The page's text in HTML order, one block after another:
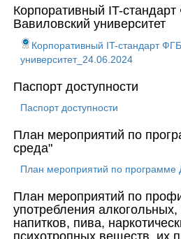
Корпоративный IT-
Вавиловский университет
Корпоративный IT-стандарт
университет_24.06.2024
Паспорт доступности
Паспорт доступности
План мероприятий по
среда"
План мероприятий по программе
План мероприятий по
употребления
напитков, пива,
психотропных веществ, их